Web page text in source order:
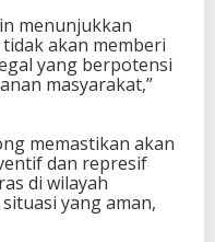
menunjukkan
akan memberi
yang berpotensi
masyarakat,”
memastikan akan
dan represif
di wilayah
yang aman,